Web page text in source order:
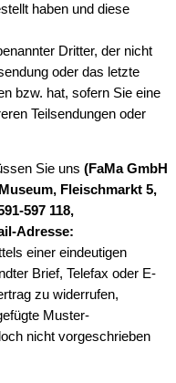
haben und diese
Dritter, der nicht
oder das letzte
bzw. hat, sofern Sie eine
Teilsendungen oder
Sie uns (FaMa GmbH
Fleischmarkt 5,
597 118,
Adresse:
einer eindeutigen
Brief, Telefax oder E-
zu widerrufen,
Muster-
nicht vorgeschrieben